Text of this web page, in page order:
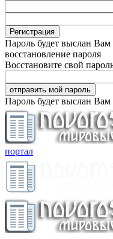
Пароль будет выслан Вам
восстановление пароля
Восстановите свой
Пароль будет выслан Вам
портал